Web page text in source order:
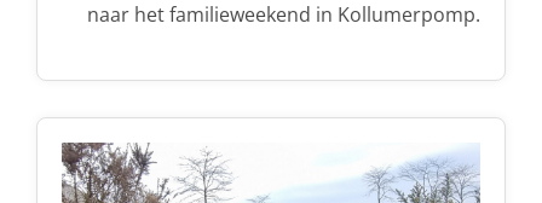
naar het familieweekend in Kollumerpomp.